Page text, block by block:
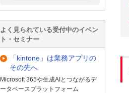
よく見られている受付中のイベン
ト・セミナー
「kintone」は業務アプリの
その先へ
Microsoft 365や生成AIとつながるデ
ータベースプラットフォーム